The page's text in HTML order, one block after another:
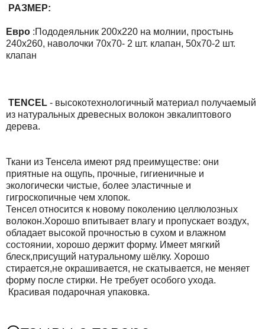
РАЗМЕР:
Евро :Пододеяльник 200х220 на молнии, простынь
240х260, наволочки 70х70- 2 шт. клапан, 50х70-2 шт.
клапан
TENCEL - высокотехнологичный материал получаемый
из натуральных древесных волокон эвкалиптового
дерева.
Ткани из Тенсела имеют ряд преимуществе: они
приятные на ощупь, прочные, гигиеничные и
экологически чистые, более эластичные и
гигроскопичные чем хлопок.
Тенсел относится к новому поколению целлюлозных
волокон.Хорошо впитывает влагу и пропускает воздух,
обладает высокой прочностью в сухом и влажном
состоянии, хорошо держит форму. Имеет мягкий
блеск,присущий натуральному шёлку. Хорошо
стирается,не окрашивается, не скатывается, не меняет
форму после стирки. Не требует особого ухода.
Красивая подарочная упаковка.